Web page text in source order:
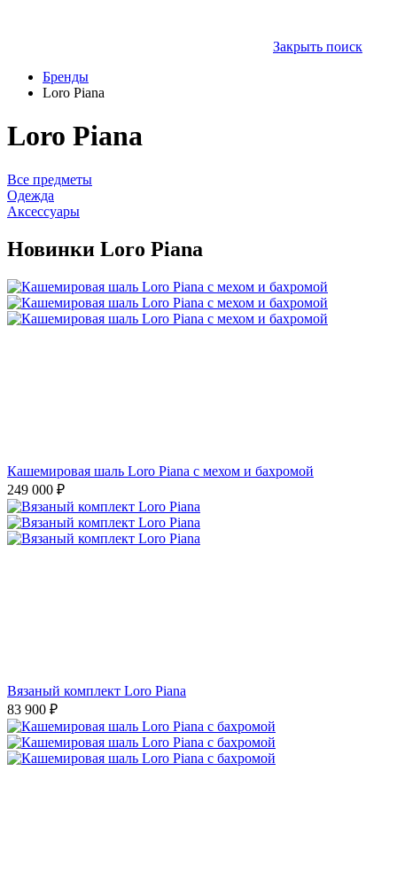
Закрыть поиск
Бренды
Loro Piana
Loro Piana
Все предметы
Одежда
Аксессуары
Новинки Loro Piana
Кашемировая шаль Loro Piana с мехом и бахромой
249 000 ₽
Вязаный комплект Loro Piana
83 900 ₽